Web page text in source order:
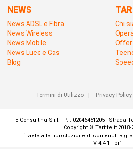
NEWS
News ADSL e Fibra
News Wireless
News Mobile
News Luce e Gas
Blog
Chi
Termini di Utilizzo| Privacy Policy
E-Consulting S.r.l. - P.I. 02046451205 - Strada
Copyright © Tariffe.it 2018-
È vietata la riproduzione di contenuti e
V 4.4.1 | pr1